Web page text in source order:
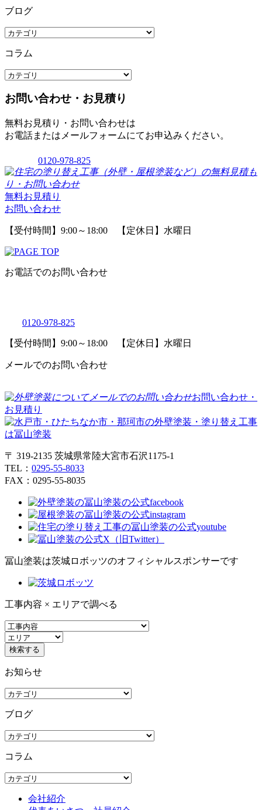
ブログ
コラム
お問い合わせ・お見積り
無料お見積り・お問い合わせは
お電話またはメールフォームにてお申込みください。
0120-978-825
無料お見積り
お問い合わせ
【受付時間】9:00～18:00 【定休日】水曜日
お電話でのお問い合わせ
0120-978-825
【受付時間】9:00～18:00 【定休日】水曜日
メールでのお問い合わせ
お問い合わせ・
お見積り
〒 319-2135 茨城県常陸大宮市石沢1175-1
TEL： 0295-55-8033
FAX：0295-55-8035
冨山塗装は茨城ロボッツのオフィシャルスポンサーです
工事内容 × エリアで調べる
お知らせ
ブログ
コラム
会社紹介